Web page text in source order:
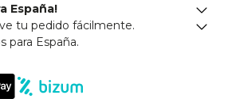
España!
tu pedido fácilmente.
para España.